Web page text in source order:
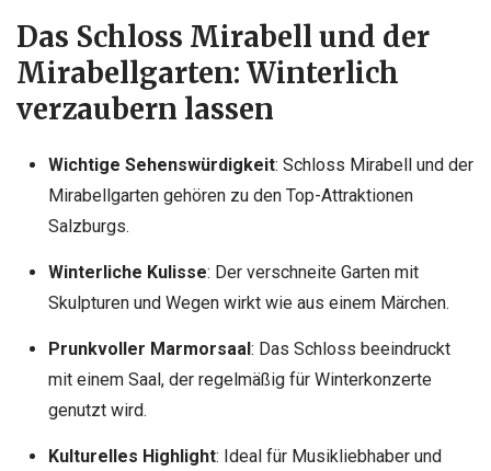
Das Schloss Mirabell und der
Mirabellgarten: Winterlich
verzaubern lassen
Wichtige Sehenswürdigkeit: Schloss Mirabellund der
Mirabellgarten gehören zu den Top-Attraktionen
Salzburgs.
Winterliche Kulisse: Der verschneite Garten mit
Skulpturen und Wegen wirkt wie aus einem Märchen.
Prunkvoller Marmorsaal: Das Schloss beeindruckt
mit einem Saal, der regelmäßig für Winterkonzerte
genutzt wird.
Kulturelles Highlight: Ideal für Musikliebhaber und